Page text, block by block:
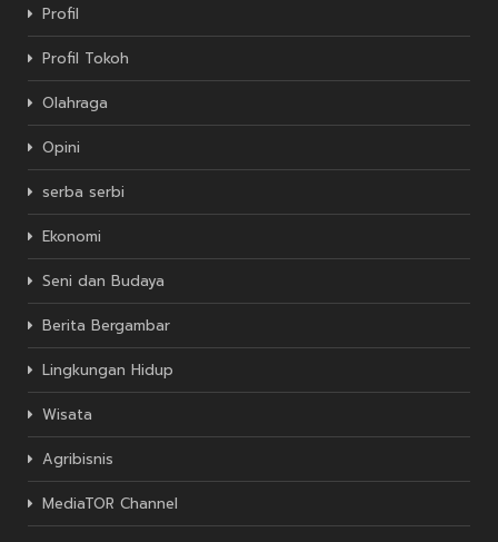
Profil
Profil Tokoh
Olahraga
Opini
serba serbi
Ekonomi
Seni dan Budaya
Berita Bergambar
Lingkungan Hidup
Wisata
Agribisnis
MediaTOR Channel